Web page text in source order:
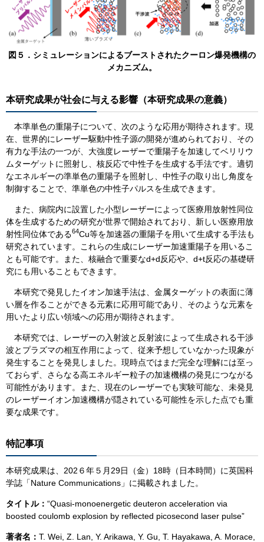
​図５．シミュレーションによるブーストされたクーロン爆発機構の
メカニズム。
本研究成果が社会に与える影響（本研究成果の意義）
本準単色の重陽子について、次のような応用が期待されます。現
在、世界的にレーザー駆動中性子源の開発が進められており、その
有力な手法の一つが、大強度レーザーで重陽子を加速してベリリウ
ムターゲットに照射し、核反応で中性子を生成する手法です。適切
なエネルギーの準単色の重陽子を照射し、中性子の取り出し角度を
制御することで、準単色の中性子パルスを生成できます。
また、病院内に設置した小型レーザーによって医療用放射性同位
体を生成するための研究が世界で開始されており、新しい医療用放
射性同位体である64Cu等を加速器の重陽子を用いて生成する手法も
研究されています。これらの生成にレーザー加速重陽子を用いるこ
とも可能です。また、核融合で重要なd+d反応や、d+t反応の基礎研
究にも用いることもできます。
本研究で発見したイオン加速手法は、金属ターゲットの表面に薄
い層を作ることができる元素に応用可能であり、そのような元素を
用いたより広い領域への応用が期待されます。
本研究では、レーザーの入射波と反射波によって生成される干渉
波とプラズマの相互作用によって、従来予想していなかった現象が
発生することを発見しました。現時点ではまだ完全な理解には至っ
ておらず、さらなる高エネルギー粒子の加速機構の発見につながる
可能性があります。また、現在のレーザーでも実験可能な、未発見
のレーザーイオン加速機構が隠されている可能性を示した点でも重
要な成果です。
特記事項
本研究成果は、202６年５月29日（金）18時（日本時間）に英国科
学誌「Nature Communications」に掲載されました。
タイトル： “Quasi-monoenergetic deuteron acceleration via
boosted coulomb explosion by reflected picosecond laser pulse”
著者名： T. Wei, Z. Lan, Y. Arikawa, Y. Gu, T. Hayakawa, A. Morace,